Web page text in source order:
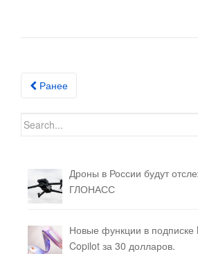
Posts navigation
Ранее
Search for:
Дроны в России будут
ГЛОНАСС
Новые функции в подписке
Copilot за 30 долларов.